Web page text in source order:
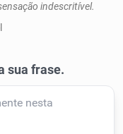
indescritível.